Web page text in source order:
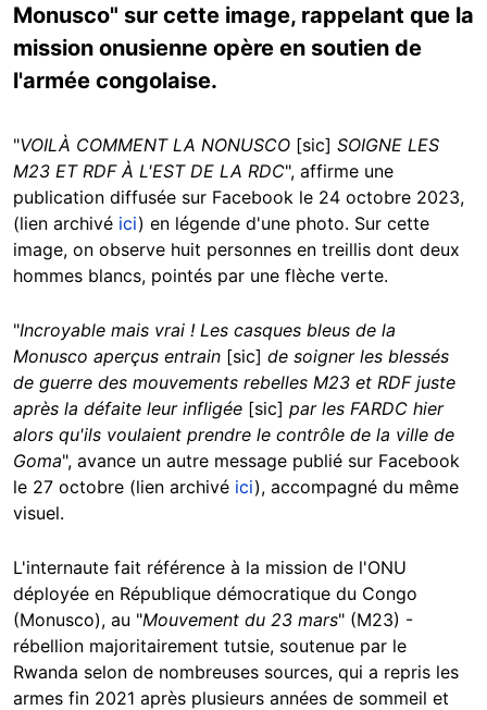
Monusco" sur cette image, rappelant que la
mission onusienne opère en soutien de
l'armée congolaise.
"VOILÀ COMMENT LA NONUSCO [sic] SOIGNE LES
M23 ET RDF À L'EST DE LA RDC", affirme une
publication diffusée sur Facebook le 24 octobre 2023,
(lien archivé ici) en légende d'une photo. Sur cette
image, on observe huit personnes en treillis dont deux
hommes blancs, pointés par une flèche verte.
"Incroyable mais vrai ! Les casques bleus de la
Monusco aperçus entrain [sic] de soigner les blessés
de guerre des mouvements rebelles M23 et RDF juste
après la défaite leur infligée [sic] par les FARDC hier
alors qu'ils voulaient prendre le contrôle de la ville de
Goma", avance un autre message publié sur Facebook
le 27 octobre (lien archivé ici), accompagné du même
visuel.
L'internaute fait référence à la mission de l'ONU
déployée en République démocratique du Congo
(Monusco), au "Mouvement du 23 mars" (M23) -
rébellion majoritairement tutsie, soutenue par le
Rwanda selon de nombreuses sources, qui a repris les
armes fin 2021 après plusieurs années de sommeil et